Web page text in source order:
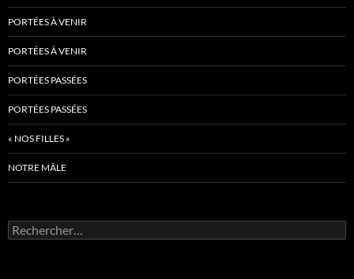
PORTÉES À VENIR
PORTÉES À VENIR
PORTÉES PASSÉES
PORTÉES PASSÉES
« NOS FILLES »
NOTRE MÂLE
Rechercher :